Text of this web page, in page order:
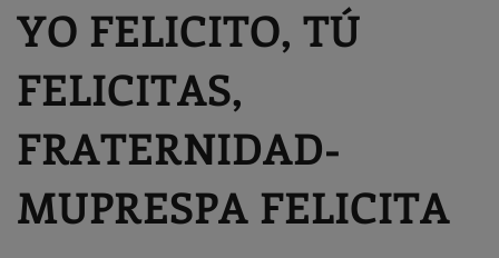
YO FELICITO, TÚ
FELICITAS,
FRATERNIDAD-
MUPRESPA FELICITA